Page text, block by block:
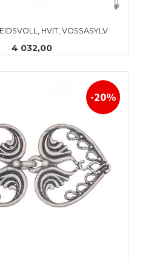
HVIT, VOSSASYLV
Pris
4 032,00
-20%